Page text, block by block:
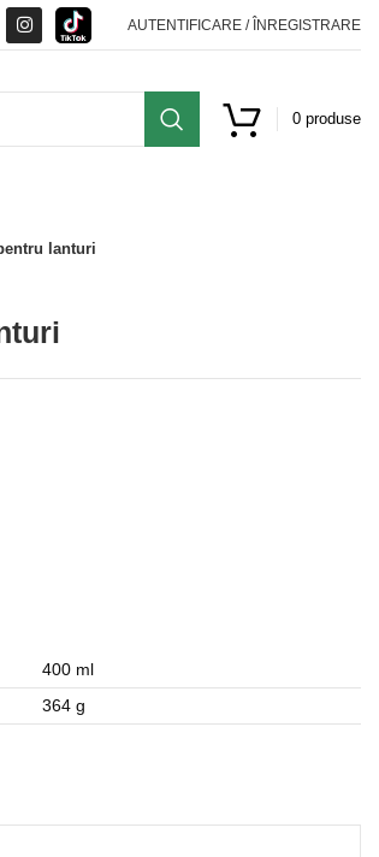
AUTENTIFICARE / ÎNREGISTRARE
0 produse
lanturi
400 ml
364 g